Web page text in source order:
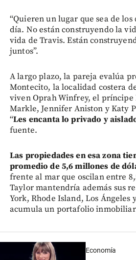
“Quieren un lugar que sea de
día. No están construyendo la
vida de Travis. Están
juntos”.
A largo plazo, la pareja evalúa
Montecito, la localidad costera
viven Oprah Winfrey, el
Markle, Jennifer Aniston y Katy
“Les encanta lo privado y
fuente.
Las propiedades en esa zona
promedio de 5,6 millones de
frente al mar que oscilan entre
Taylor mantendría además sus
York, Rhode Island, Los Ángeles
acumula un portafolio
Economía